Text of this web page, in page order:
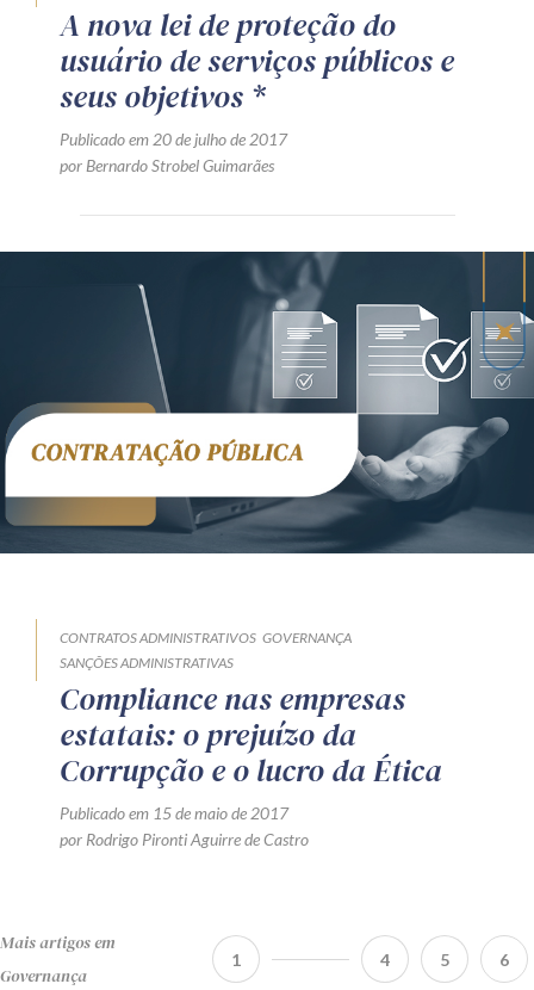
A nova lei de proteção do
usuário de serviços públicos e
seus objetivos *
Publicado em 20 de julho de 2017
por Bernardo Strobel Guimarães
CONTRATOS ADMINISTRATIVOS GOVERNANÇA
SANÇÕES ADMINISTRATIVAS
Compliance nas empresas
estatais: o prejuízo da
Corrupção e o lucro da Ética
Publicado em 15 de maio de 2017
por Rodrigo Pironti Aguirre de Castro
Mais artigos em
Governança
1 4 5 6